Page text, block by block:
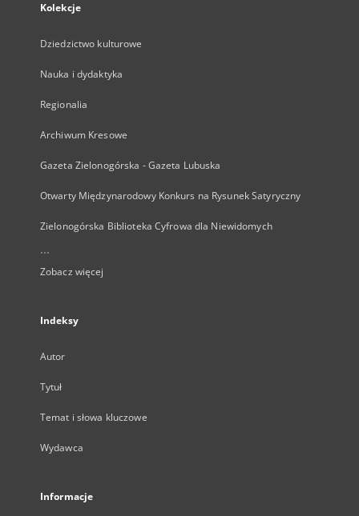
Kolekcje
Dziedzictwo kulturowe
Nauka i dydaktyka
Regionalia
Archiwum Kresowe
Gazeta Zielonogórska - Gazeta Lubuska
Otwarty Międzynarodowy Konkurs na Rysunek Satyryczny
Zielonogórska Biblioteka Cyfrowa dla Niewidomych
...
Zobacz więcej
Indeksy
Autor
Tytuł
Temat i słowa kluczowe
Wydawca
Informacje